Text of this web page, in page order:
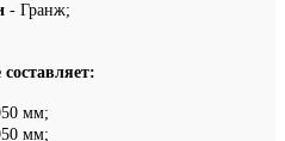
- Гранж;
мм;
мм;